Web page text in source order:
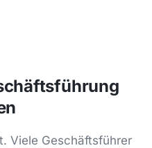
Viele Geschäftsführer